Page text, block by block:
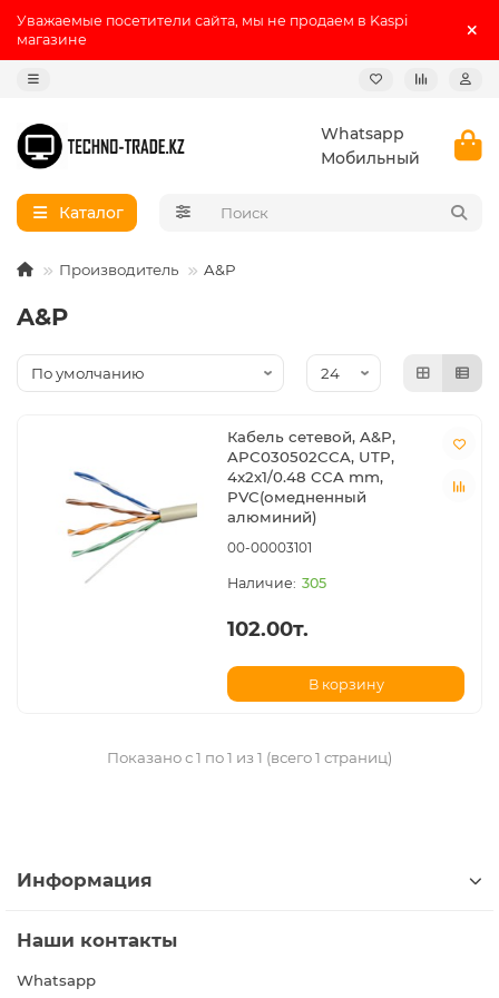
Уважаемые посетители сайта, мы не продаем в Kaspi
магазине
Whatsapp
Мобильный
Каталог
Производитель A&P
A&P
Кабель сетевой, A&P,
APC030502CCA, UTP,
4x2x1/0.48 CCA mm,
PVC(омедненный
алюминий)
00-00003101
305
102.00т.
В корзину
Показано с 1 по 1 из 1 (всего 1 страниц)
Информация
Наши контакты
Whatsapp